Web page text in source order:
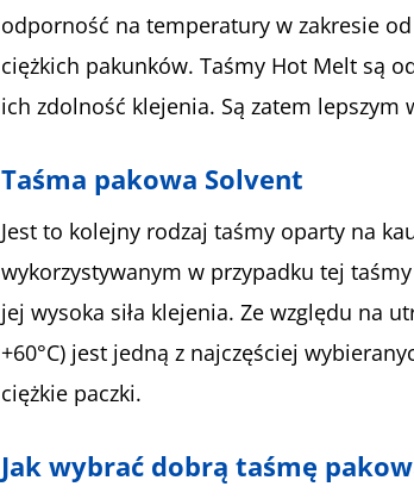
odporność na temperatury w zakresie
ciężkich pakunków. Taśmy Hot Melt są
ich zdolność klejenia. Są zatem
Taśma pakowa Solvent
Jest to kolejny rodzaj taśmy oparty na
wykorzystywanym w przypadku tej
jej wysoka siła klejenia. Ze względu na
+60°C) jest jedną z najczęściej
ciężkie paczki.
Jak wybrać dobrą taśmę